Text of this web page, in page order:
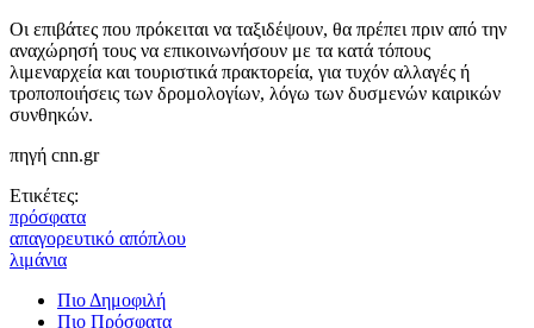
Οι επιβάτες που πρόκειται να ταξιδέψουν, θα πρέπει πριν από την
αναχώρησή τους να επικοινωνήσουν με τα κατά τόπους
λιμεναρχεία και τουριστικά πρακτορεία, για τυχόν αλλαγές ή
τροποποιήσεις των δρομολογίων, λόγω των δυσμενών καιρικών
συνθηκών.
πηγή cnn.gr
Ετικέτες:
πρόσφατα
απαγορευτικό απόπλου
λιμάνια
Πιο Δημοφιλή
Πιο Πρόσφατα